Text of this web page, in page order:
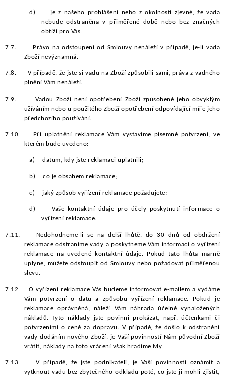
d)
je z našeho prohlášení nebo z okolností zjevné, že vada
nebude odstraněna v přiměřené době nebo bez značných
obtíží pro Vás.
7.7.
Právo na odstoupení od Smlouvy nenáleží v případě, je-li vada
Zboží nevýznamná.
7.8.
V případě, že jste si vadu na Zboží způsobili sami, práva z vadného
plnění Vám nenáleží.
7.9.
Vadou Zboží není opotřebení Zboží způsobené jeho obvyklým
užíváním nebo u použitého Zboží opotřebení odpovídající míře jeho
předchozího používání.
7.10.
Při uplatnění reklamace Vám vystavíme písemné potvrzení, ve
kterém bude uvedeno:
a) datum, kdy jste reklamaci uplatnili;
b) co je obsahem reklamace;
c) jaký způsob vyřízení reklamace požadujete;
d)
Vaše kontaktní údaje pro účely poskytnutí informace o
vyřízení reklamace.
7.11.
Nedohodneme-li se na delší lhůtě, do 30 dnů od obdržení
reklamace odstraníme vady a poskytneme Vám informaci o vyřízení
reklamace na uvedené kontaktní údaje. Pokud tato lhůta marně
uplyne, můžete odstoupit od Smlouvy nebo požadovat přiměřenou
slevu.
7.12.
O vyřízení reklamace Vás budeme informovat e-mailem a vydáme
Vám potvrzení o datu a způsobu vyřízení reklamace. Pokud je
reklamace oprávněná, náleží Vám náhrada účelně vynaložených
nákladů. Tyto náklady jste povinni prokázat, např. účtenkami či
potvrzeními o ceně za dopravu. V případě, že došlo k odstranění
vady dodáním nového Zboží, je Vaší povinností Nám původní Zboží
vrátit, náklady na toto vrácení však hradíme My.
7.13.
V případě, že jste podnikateli, je Vaší povinností oznámit a
vytknout vadu bez zbytečného odkladu poté, co jste ji mohli zjistit,